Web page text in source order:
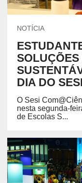
NOTÍCIA
SOLUÇÕES
DIA DO
O Sesi
nesta segunda-
de Escolas S...